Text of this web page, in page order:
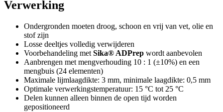
Verwerking
Ondergronden moeten droog, schoon en vrij van vet, olie en
stof zijn
Losse deeltjes volledig verwijderen
Voorbehandeling met Sika® ADPrep wordt aanbevolen
Aanbrengen met mengverhouding 10 : 1 (±10%) en een
mengbuis (24 elementen)
Maximale lijmlaagdikte: 3 mm, minimale laagdikte: 0,5 mm
Optimale verwerkingstemperatuur: 15 °C tot 25 °C
Delen kunnen alleen binnen de open tijd worden
gepositioneerd